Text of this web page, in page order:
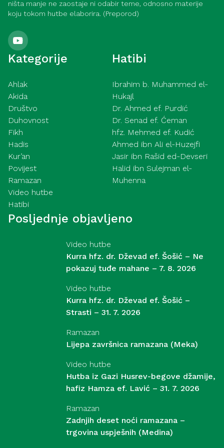
ništa manje ne zaostaje ni odabir teme, odnosno materije
koju tokom hutbe elaborira. (Preporod)
Kategorije
Ahlak
Akida
Društvo
Duhovnost
Fikh
Hadis
Kur’an
Povijest
Ramazan
Video hutbe
Hatibi
Hatibi
Ibrahim b. Muhammed el-
Hukajl
Dr. Ahmed ef. Purdić
Dr. Senad ef. Ćeman
hfz. Mehmed ef. Kudić
Ahmed ibn Ali el-Huzejfi
Jasir ibn Rašid ed-Devseri
Halid ibn Sulejman el-
Muhenna
Posljednje objavljeno
Video hutbe
Kurra hfz. dr. Dževad ef. Šošić – Ne
pokazuj tuđe mahane – 7. 8. 2026
Video hutbe
Kurra hfz. dr. Dževad ef. Šošić –
Strasti – 31. 7. 2026
Ramazan
Lijepa završnica ramazana (Meka)
Video hutbe
Hutba iz Gazi Husrev-begove džamije,
hafiz Hamza ef. Lavić – 31. 7. 2026
Ramazan
Zadnjih deset noći ramazana –
trgovina uspješnih (Medina)